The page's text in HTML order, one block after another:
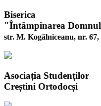
Biserica
"Întâmpinarea
str. M. Kogălniceanu, nr.
Asociația Studenților
Creștini Ortodocși